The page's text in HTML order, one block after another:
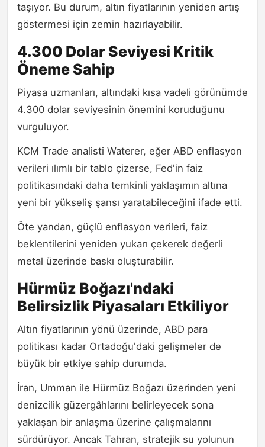
taşıyor. Bu durum, altın fiyatlarının yeniden artış
göstermesi için zemin hazırlayabilir.
4.300 Dolar Seviyesi Kritik
Öneme Sahip
Piyasa uzmanları, altındaki kısa vadeli görünümde
4.300 dolar seviyesinin önemini koruduğunu
vurguluyor.
KCM Trade analisti Waterer, eğer ABD enflasyon
verileri ılımlı bir tablo çizerse, Fed'in faiz
politikasındaki daha temkinli yaklaşımın altına
yeni bir yükseliş şansı yaratabileceğini ifade etti.
Öte yandan, güçlü enflasyon verileri, faiz
beklentilerini yeniden yukarı çekerek değerli
metal üzerinde baskı oluşturabilir.
Hürmüz Boğazı'ndaki
Belirsizlik Piyasaları Etkiliyor
Altın fiyatlarının yönü üzerinde, ABD para
politikası kadar Ortadoğu'daki gelişmeler de
büyük bir etkiye sahip durumda.
İran, Umman ile Hürmüz Boğazı üzerinden yeni
denizcilik güzergâhlarını belirleyecek sona
yaklaşan bir anlaşma üzerine çalışmalarını
sürdürüyor. Ancak Tahran, stratejik su yolunun